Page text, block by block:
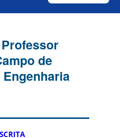
de